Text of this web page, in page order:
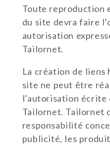
Toute reproduction
du site devra faire
autorisation
Tailornet.
La création de liens
site ne peut être
l’autorisation écrite
Tailornet. Tailornet
responsabilité
publicité, les